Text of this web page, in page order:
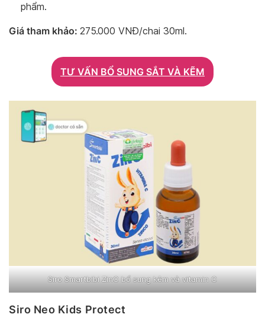
phẩm.
Giá tham khảo: 275.000 VNĐ/chai 30ml.
TƯ VẤN BỔ SUNG SẮT VÀ KẼM
Siro Smartbibi ZinC bổ sung kẽm và vitamin C
Siro Neo Kids Protect